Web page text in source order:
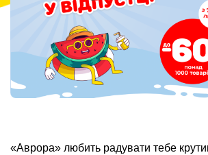
«Аврора» любить радувати тебе